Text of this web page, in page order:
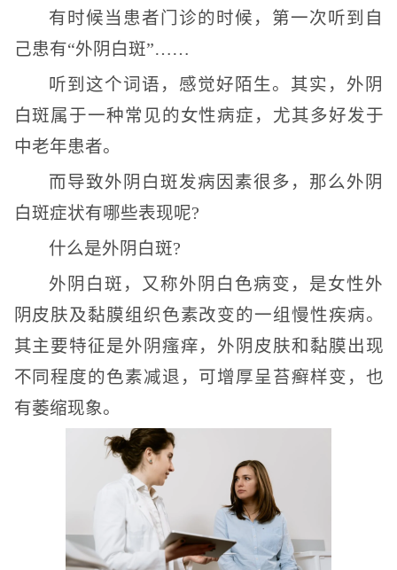
有时候当患者门诊的时候，第一次听到自
己患有“外阴白斑”……
听到这个词语，感觉好陌生。其实，外阴
白斑属于一种常见的女性病症，尤其多好发于
中老年患者。
而导致外阴白斑发病因素很多，那么外阴
白斑症状有哪些表现呢?
什么是外阴白斑?
外阴白斑，又称外阴白色病变，是女性外
阴皮肤及黏膜组织色素改变的一组慢性疾病。
其主要特征是外阴瘙痒，外阴皮肤和黏膜出现
不同程度的色素减退，可增厚呈苔癣样变，也
有萎缩现象。